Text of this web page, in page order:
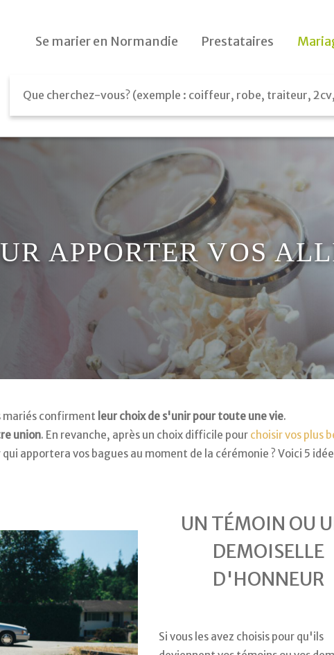
Se marier en Normandie Prestataires
Le jour J
Cadeaux
APPORTER VOS
mariés confirment leur choix de s'unir pour toute une vie.
union. En revanche, après un choix difficile pour choisir vos plus
apportera vos bagues au moment de la cérémonie ? Voici 5
UN TÉMOIN OU
DEMOISELLE
D'HONNEUR
Si vous les avez choisis pour qu'ils